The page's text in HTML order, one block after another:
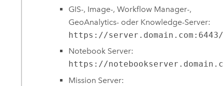
GIS-, Image-, Workflow Manager-,
GeoAnalytics- oder Knowledge-Server:
https://
Notebook Server:
https://
Mission Server: